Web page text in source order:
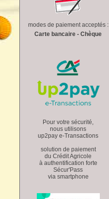
modes de paiement acceptés :
Carte bancaire - Chèque
Pour votre sécurité,
nous utilisons
up2pay e-Transactions
solution de paiement
du Crédit Agricole
à authentification forte
Sécur'Pass
via smartphone